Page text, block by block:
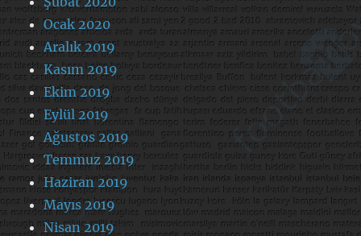
Ocak 2020
Aralık 2019
Kasım 2019
Ekim 2019
Eylül 2019
Ağustos 2019
Temmuz 2019
Haziran 2019
Mayıs 2019
Nisan 2019